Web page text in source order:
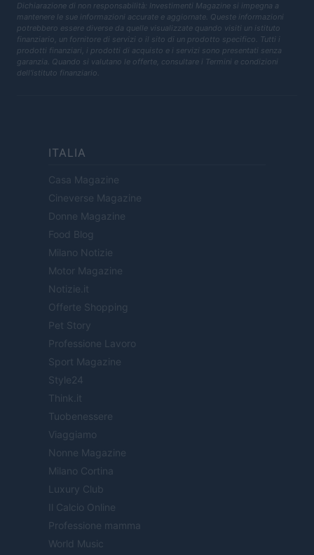
Dichiarazione di non responsabilità: Investimenti Magazine si impegna a
mantenere le sue informazioni accurate e aggiornate. Queste informazioni
potrebbero essere diverse da quelle visualizzate quando visiti un istituto
finanziario, un fornitore di servizi o il sito di un prodotto specifico. Tutti i
prodotti finanziari, i prodotti di acquisto e i servizi sono presentati senza
garanzia. Quando si valutano le offerte, consultare i Termini e condizioni
dell'istituto finanziario.
ITALIA
Casa Magazine
Cineverse Magazine
Donne Magazine
Food Blog
Milano Notizie
Motor Magazine
Notizie.it
Offerte Shopping
Pet Story
Professione Lavoro
Sport Magazine
Style24
Think.it
Tuobenessere
Viaggiamo
Nonne Magazine
Milano Cortina
Luxury Club
Il Calcio Online
Professione mamma
World Music